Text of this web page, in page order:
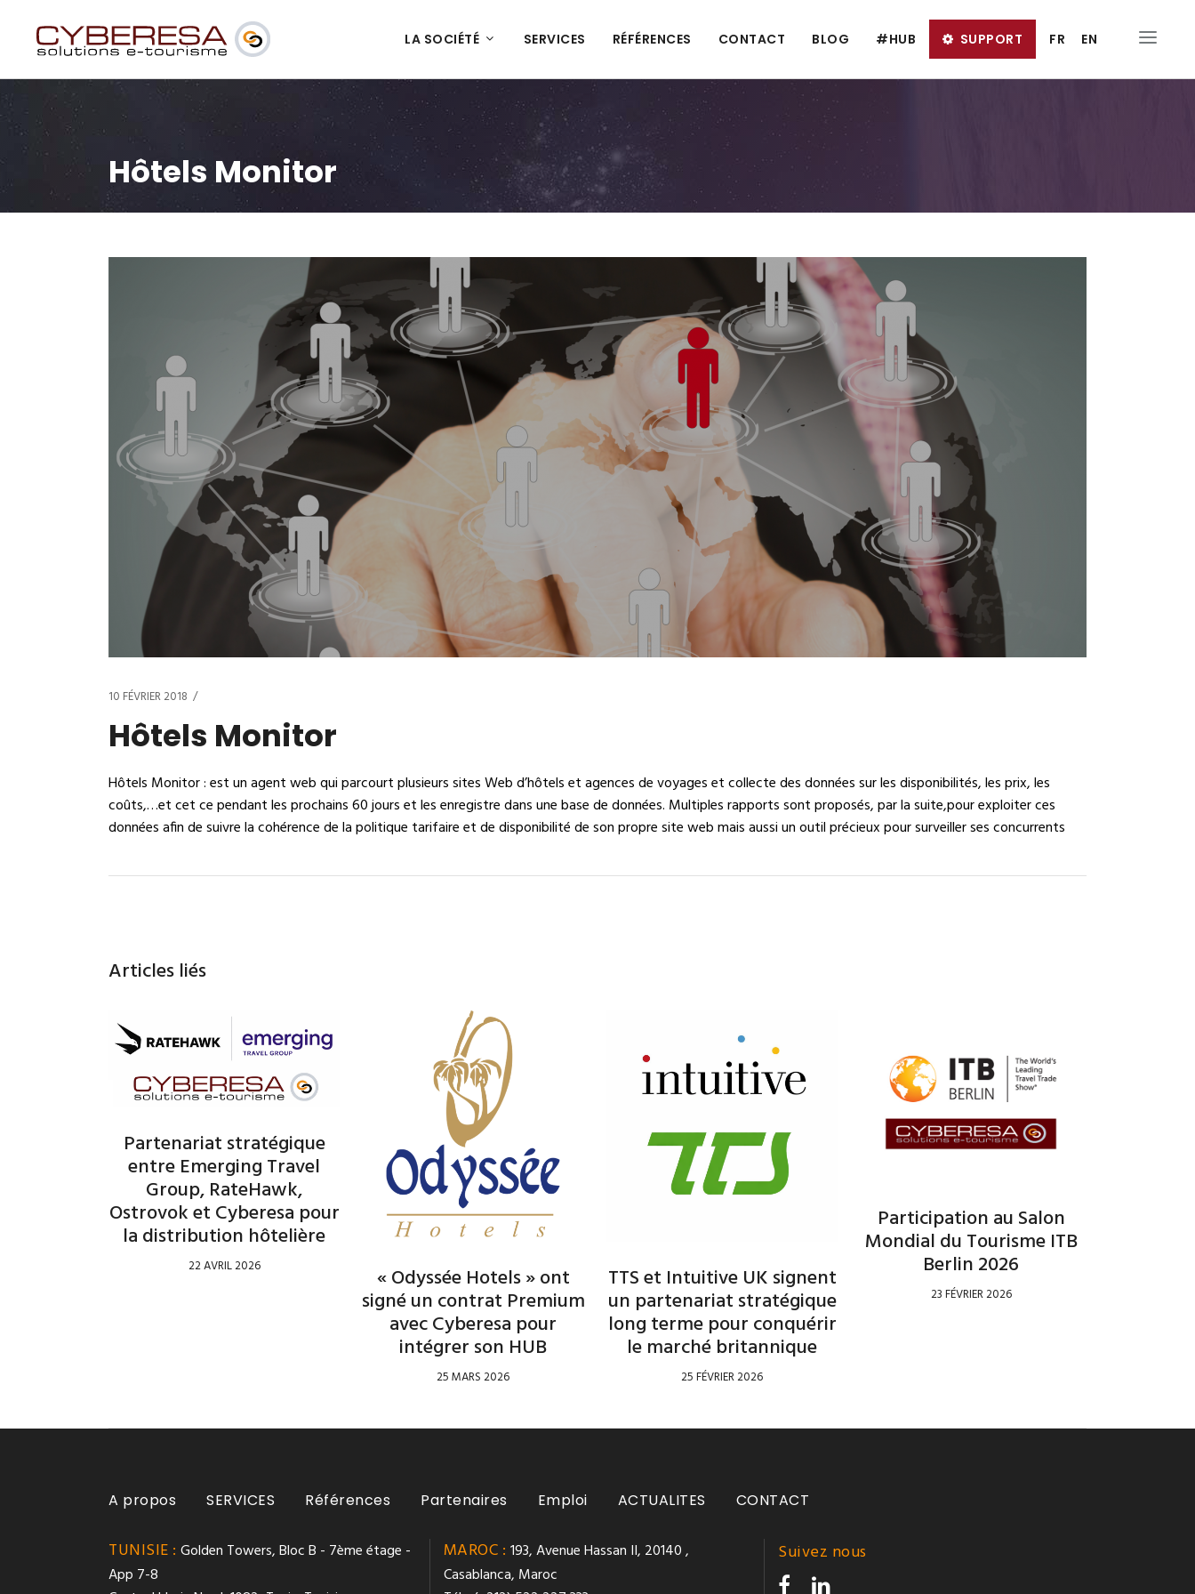
LA SOCIÉTÉ SERVICES RÉFÉRENCES CONTACT BLOG #HUB SUPPORT FR EN
Hôtels Monitor
10 FÉVRIER 2018
Hôtels Monitor
Hôtels Monitor : est un agent web qui parcourt plusieurs sites Web d’hôtels et agences de voyages et collecte des données sur les disponibilités, les prix, les
coûts,…et cet ce pendant les prochains 60 jours et les enregistre dans une base de données. Multiples rapports sont proposés, par la suite,pour exploiter ces
données afin de suivre la cohérence de la politique tarifaire et de disponibilité de son propre site web mais aussi un outil précieux pour surveiller ses concurrents
Articles liés
Partenariat stratégique
entre Emerging Travel
Group, RateHawk,
Ostrovok et Cyberesa pour
la distribution hôtelière
22 AVRIL 2026 « Odyssée Hotels » ont
signé un contrat Premium
avec Cyberesa pour
intégrer son HUB
25 MARS 2026
TTS et Intuitive UK signent
un partenariat stratégique
long terme pour conquérir
le marché britannique
25 FÉVRIER 2026
Participation au Salon
Mondial du Tourisme ITB
Berlin 2026
23 FÉVRIER 2026
A propos SERVICES Références Partenaires Emploi ACTUALITES CONTACT
TUNISIE : Golden Towers, Bloc B - 7ème étage -
App 7-8
MAROC : 193, Avenue Hassan II, 20140 ,
Casablanca, Maroc
Suivez nous